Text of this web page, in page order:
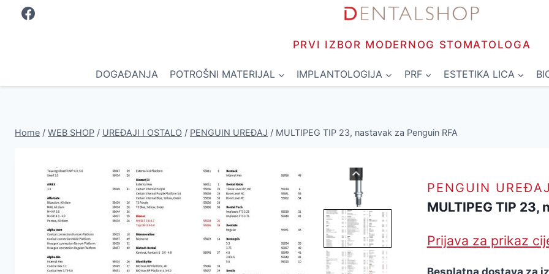
PRVI IZBOR MODERNOG STOMATOLOGA
DOGAĐANJA POTROŠNI MATERIJAL IMPLANTOLOGIJA PRF ESTETIKA LICA
Home / WEB SHOP / UREĐAJI I OSTALO / PENGUIN UREĐAJ / MULTIPEG TIP 23, nastavak za Penguin RFA
PENGUIN
MULTIPEG TIP 23,
Prijava za prikaz
Besplatna dostava za